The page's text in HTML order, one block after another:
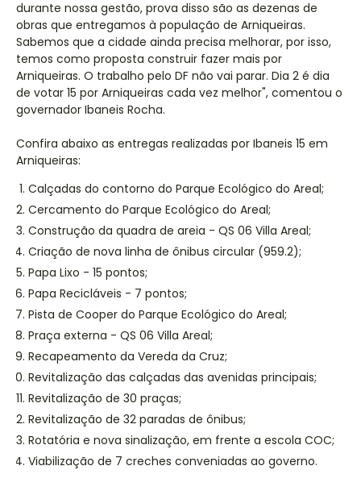
durante nossa gestão, prova disso são as dezenas de
obras que entregamos à população de Arniqueiras.
Sabemos que a cidade ainda precisa melhorar, por isso,
temos como proposta construir fazer mais por
Arniqueiras. O trabalho pelo DF não vai parar. Dia 2 é dia
de votar 15 por Arniqueiras cada vez melhor", comentou o
governador Ibaneis Rocha.
Confira abaixo as entregas realizadas por Ibaneis 15 em
Arniqueiras:
Calçadas do contorno do Parque Ecológico do Areal;
Cercamento do Parque Ecológico do Areal;
Construção da quadra de areia - QS 06 Villa Areal;
Criação de nova linha de ônibus circular (959.2);
Papa Lixo - 15 pontos;
Papa Recicláveis - 7 pontos;
Pista de Cooper do Parque Ecológico do Areal;
Praça externa - QS 06 Villa Areal;
Recapeamento da Vereda da Cruz;
Revitalização das calçadas das avenidas principais;
Revitalização de 30 praças;
Revitalização de 32 paradas de ônibus;
Rotatória e nova sinalização, em frente a escola COC;
Viabilização de 7 creches conveniadas ao governo.